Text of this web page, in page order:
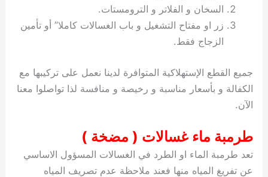
السخان و الفلاتر و الترومستات.
زر او مفتاح التشغيل و باب الغسالات كاملا” أو تأمين
الزجاج فقط.
جميع القطع الإستهلاكية المتوافرة لدينا نعمل على تركيبها مع
الكفالة و بأسعار مناسبة و رخيصة و منافسة لذا تواصلوا معنا
الآن.
طرمبة ماء غسالات ( مضخة )
تعد طرمبة الماء او الطرد في الغسالات المسؤول الاساسي
عن تفريغ المياه منها فعند ملاحظة عدم تصريف المياه